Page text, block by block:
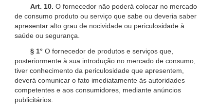
Art. 10. O fornecedor não poderá colocar no mercado
de consumo produto ou serviço que sabe ou deveria saber
apresentar alto grau de nocividade ou periculosidade à
saúde ou segurança.
§ 1° O fornecedor de produtos e serviços que,
posteriormente à sua introdução no mercado de consumo,
tiver conhecimento da periculosidade que apresentem,
deverá comunicar o fato imediatamente às autoridades
competentes e aos consumidores, mediante anúncios
publicitários.